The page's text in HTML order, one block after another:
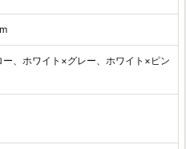
、ホワイト×グレー、ホワイト×ピン